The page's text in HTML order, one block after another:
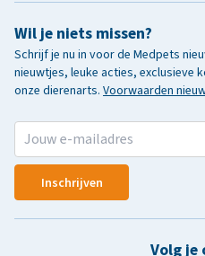
Wil je niets missen?
Schrijf je nu in voor de Medpets
nieuwtjes, leuke acties, exclusieve
onze dierenarts. Voorwaarden
Inschrijven
Volg je